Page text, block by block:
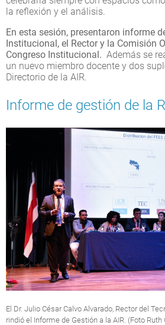
la reflexión y el análisis.
En esta sesión, presentaron informe
Institucional, el Rector y la Comisión
Congreso Institucional. Además se
un nuevo miembro docente y dos
Directorio de la AIR.
Informe de gestión de la
El Dr. Julio César Calvo Alvarado, Rector del
rindió el Informe de Gestión a la AIR. (Foto Ruth